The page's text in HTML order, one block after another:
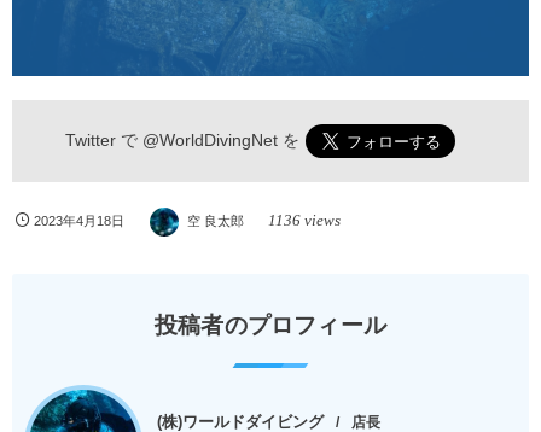
Twitter で @WorldDivingNetを
2023年4月18日 空 良太郎 1136 views
投稿者のプロフィール
(株)ワールドダイビング 店長